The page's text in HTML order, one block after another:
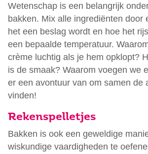
Wetenschap is een belangrijk
bakken. Mix alle ingrediënten door
het een beslag wordt en hoe het
een bepaalde temperatuur.
crème luchtig als je hem opklopt?
is de smaak? Waarom voegen we
er een avontuur van om samen de
vinden!
Rekenspelletjes
Bakken is ook een geweldige
wiskundige vaardigheden te